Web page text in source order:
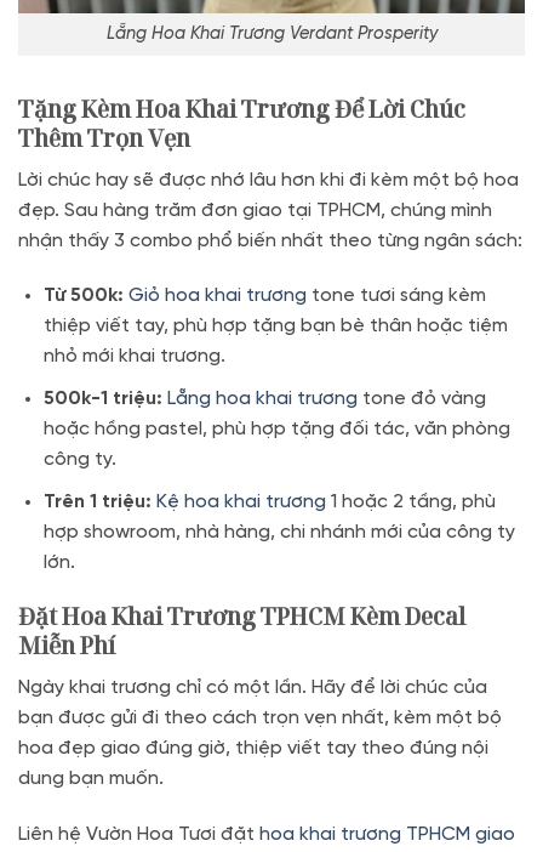
Lẵng Hoa Khai Trương Verdant Prosperity
Tặng Kèm Hoa Khai Trương Để Lời Chúc
Thêm Trọn Vẹn
Lời chúc hay sẽ được nhớ lâu hơn khi đi kèm một bộ hoa
đẹp. Sau hàng trăm đơn giao tại TPHCM, chúng mình
nhận thấy 3 combo phổ biến nhất theo từng ngân sách:
Từ 500k: Giỏ hoa khai trương tone tươi sáng kèm
thiệp viết tay, phù hợp tặng bạn bè thân hoặc tiệm
nhỏ mới khai trương.
500k-1 triệu: Lẵng hoa khai trương tone đỏ vàng
hoặc hồng pastel, phù hợp tặng đối tác, văn phòng
công ty.
Trên 1 triệu: Kệ hoa khai trương 1 hoặc 2 tầng, phù
hợp showroom, nhà hàng, chi nhánh mới của công ty
lớn.
Đặt Hoa Khai Trương TPHCM Kèm Decal
Miễn Phí
Ngày khai trương chỉ có một lần. Hãy để lời chúc của
bạn được gửi đi theo cách trọn vẹn nhất, kèm một bộ
hoa đẹp giao đúng giờ, thiệp viết tay theo đúng nội
dung bạn muốn.
Liên hệ Vườn Hoa Tươi đặt hoa khai trương TPHCM giao